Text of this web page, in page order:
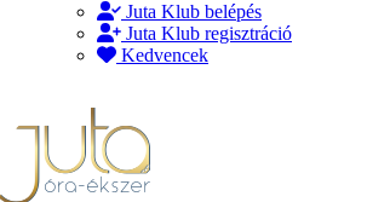
Juta Klub belépés
Juta Klub regisztráció
Kedvencek